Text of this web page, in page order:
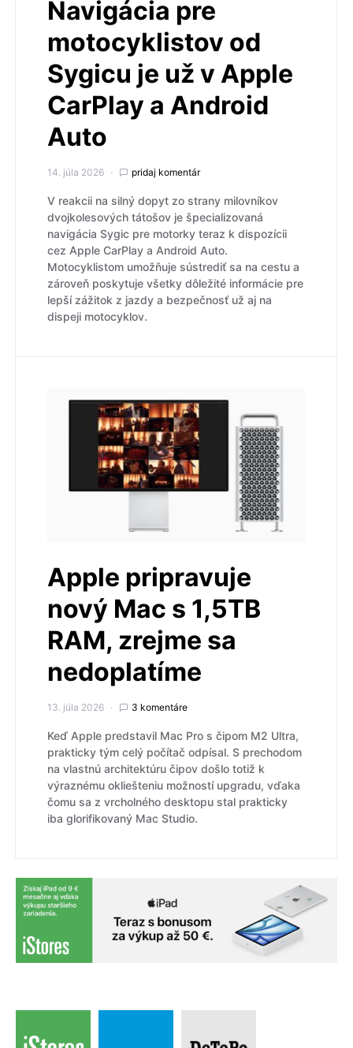
Navigácia pre
motocyklistov od
Sygicu je už v Apple
CarPlay a Android
Auto
14. júla 2026 pridaj komentár
V reakcii na silný dopyt zo strany milovníkov
dvojkolesových tátošov je špecializovaná
navigácia Sygic pre motorky teraz k dispozícii
cez Apple CarPlay a Android Auto.
Motocyklistom umožňuje sústrediť sa na cestu a
zároveň poskytuje všetky dôležité informácie pre
lepší zážitok z jazdy a bezpečnosť už aj na
dispeji motocyklov.
Apple pripravuje
nový Mac s 1,5TB
RAM, zrejme sa
nedoplatíme
13. júla 2026 3 komentáre
Keď Apple predstavil Mac Pro s čipom M2 Ultra,
prakticky tým celý počítač odpísal. S prechodom
na vlastnú architektúru čipov došlo totiž k
výraznému okliešteniu možností upgradu, vďaka
čomu sa z vrcholného desktopu stal prakticky
iba glorifikovaný Mac Studio.